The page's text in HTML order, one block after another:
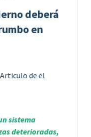
deberá
en
de el
sistema
deterioradas,